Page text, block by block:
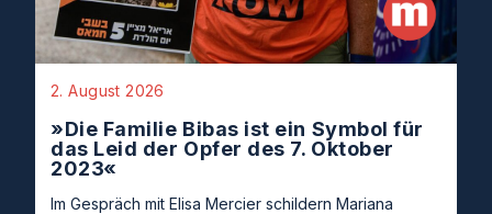
2. August 2026
»Die Familie Bibas ist ein Symbol für
das Leid der Opfer des 7. Oktober
2023«
Im Gespräch mit Elisa Mercier schildern Mariana